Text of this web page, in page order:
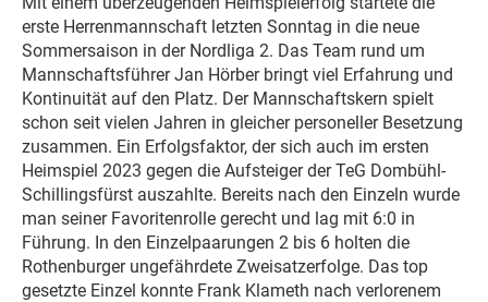
erste Herrenmannschaft letzten Sonntag in die neue
Sommersaison in der Nordliga 2. Das Team rund um
Mannschaftsführer Jan Hörber bringt viel Erfahrung und
Kontinuität auf den Platz. Der Mannschaftskern spielt
schon seit vielen Jahren in gleicher personeller Besetzung
zusammen. Ein Erfolgsfaktor, der sich auch im ersten
Heimspiel 2023 gegen die Aufsteiger der TeG Dombühl-
Schillingsfürst auszahlte. Bereits nach den Einzeln wurde
man seiner Favoritenrolle gerecht und lag mit 6:0 in
Führung. In den Einzelpaarungen 2 bis 6 holten die
Rothenburger ungefährdete Zweisatzerfolge. Das top
gesetzte Einzel konnte Frank Klameth nach verlorenem